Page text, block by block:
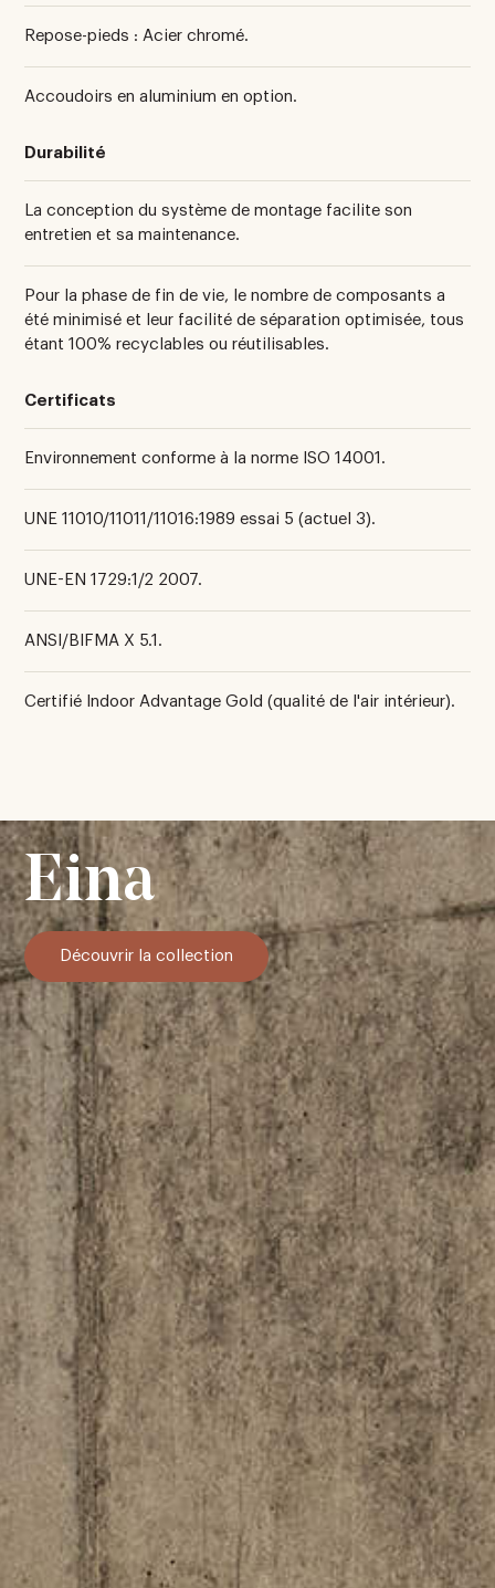
Repose-pieds : Acier chromé.
Accoudoirs en aluminium en option.
Durabilité
La conception du système de montage facilite son
entretien et sa maintenance.
Pour la phase de fin de vie, le nombre de composants a
été minimisé et leur facilité de séparation optimisée, tous
étant 100% recyclables ou réutilisables.
Certificats
Environnement conforme à la norme ISO 14001.
UNE 11010/11011/11016:1989 essai 5 (actuel 3).
UNE-EN 1729:1/2 2007.
ANSI/BIFMA X 5.1.
Certifié Indoor Advantage Gold (qualité de l'air intérieur).
Eina
Découvrir la collection